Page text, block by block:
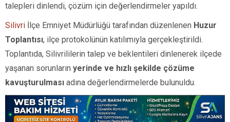
talepleri dinlendi, çözüm için değerlendirmeler yapıldı.
Silivri İlçe Emniyet Müdürlüğü tarafından düzenlenen Huzur
Toplantısı, ilçe protokolünün katılımıyla gerçekleştirildi.
Toplantıda, Silivrililerin talep ve beklentileri dinlenerek ilçede
yaşanan sorunların yerinde ve hızlı şekilde çözüme
kavuşturulması adına değerlendirmelerde bulunuldu.